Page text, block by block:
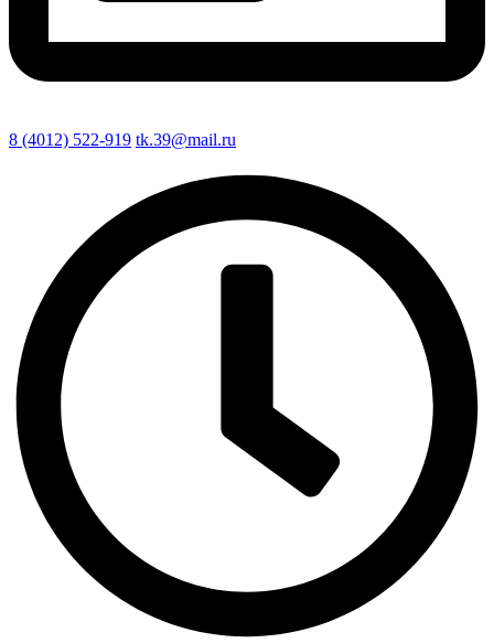
8 (4012) 522-919 tk.39@mail.ru